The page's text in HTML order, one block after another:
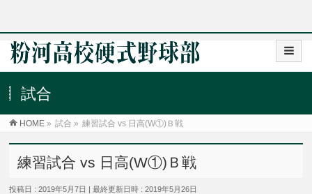
試合
HOME » 試合 » 練習試合 vs 日高(W①)Ｂ戦
練習試合 vs 日高(W①)Ｂ戦
投稿日 : 2019年5月7日 最終更新日時 : 2019年5月26日